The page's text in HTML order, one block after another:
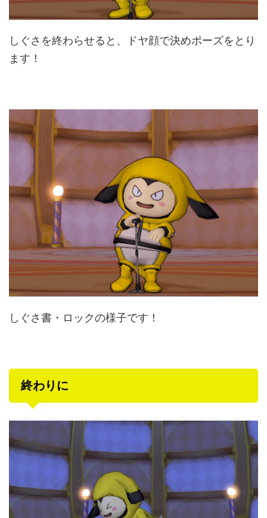
しぐさを終わらせると、ドヤ顔で決めポーズをとり
ます！
しぐさ書・ロックの様子です！
終わりに